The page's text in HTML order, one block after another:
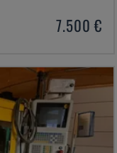
7.500 €